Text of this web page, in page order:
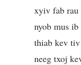
xyiv fab rau
nyob mus
thiab kev
neeg txoj